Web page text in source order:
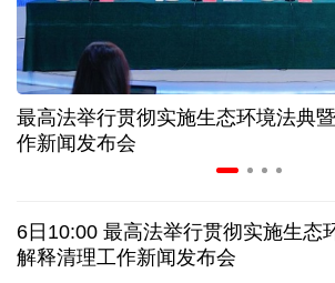
从纪念馆到采油一线，新时代石油
神
创新涌动，坚韧向前——解读前7个
日本执政当局应停止在核问题上玩火
最高法举行贯彻实施生态环境法典
作新闻发布会
6日10:00 最高法举行贯彻实施生态
解释清理工作新闻发布会